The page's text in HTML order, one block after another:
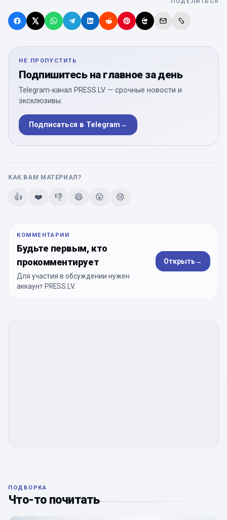
НЕ ПРОПУСТИТЬ
Подпишитесь на главное за день
Telegram-канал PRESS.LV — срочные новости и
эксклюзивы.
Подписаться в Telegram→
КАК ВАМ МАТЕРИАЛ?
👍 ❤️ 👎 😄 😮 😢
КОММЕНТАРИИ
Будьте первым, кто
прокомментирует
Для участия в обсуждении нужен
аккаунт PRESS.LV.
Открыть→
ПОДБОРКА
Что-то почитать